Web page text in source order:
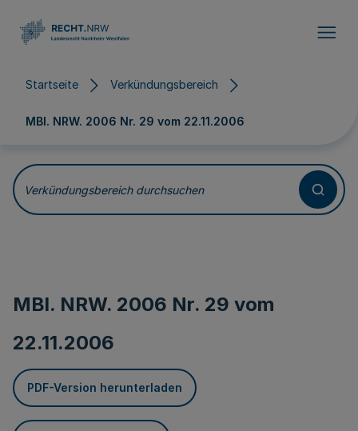
Startseite Verkündungsbereich
MBl. NRW. 2006 Nr. 29 vom 22.11.2006
Verkündungsbereich durchsuchen
MBl. NRW. 2006 Nr. 29 vom
22.11.2006
PDF-Version herunterladen